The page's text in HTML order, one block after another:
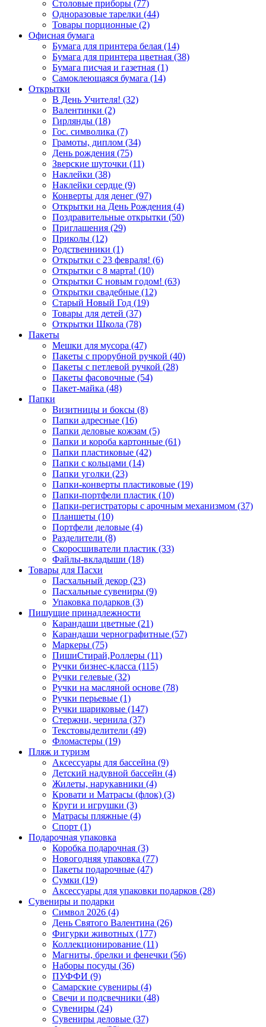
Столовые приборы (77)
Одноразовые тарелки (44)
Товары порционные (2)
Офисная бумага
Бумага для принтера белая (14)
Бумага для принтера цветная (38)
Бумага писчая и газетная (1)
Самоклеющаяся бумага (14)
Открытки
В День Учителя! (32)
Валентинки (2)
Гирлянды (18)
Гос. символика (7)
Грамоты, диплом (34)
День рождения (75)
Зверские шуточки (11)
Наклейки (38)
Наклейки сердце (9)
Конверты для денег (97)
Открытки на День Рождения (4)
Поздравительные открытки (50)
Приглашения (29)
Приколы (12)
Родственники (1)
Открытки с 23 февраля! (6)
Открытки с 8 марта! (10)
Открытки С новым годом! (63)
Открытки свадебные (12)
Старый Новый Год (19)
Товары для детей (37)
Открытки Школа (78)
Пакеты
Мешки для мусора (47)
Пакеты с прорубной ручкой (40)
Пакеты с петлевой ручкой (28)
Пакеты фасовочные (54)
Пакет-майка (48)
Папки
Визитницы и боксы (8)
Папки адресные (16)
Папки деловые кожзам (5)
Папки и короба картонные (61)
Папки пластиковые (42)
Папки с кольцами (14)
Папки уголки (23)
Папки-конверты пластиковые (19)
Папки-портфели пластик (10)
Папки-регистраторы с арочным механизмом (37)
Планшеты (10)
Портфели деловые (4)
Разделители (8)
Скоросшиватели пластик (33)
Файлы-вкладыши (18)
Товары для Пасхи
Пасхальный декор (23)
Пасхальные сувениры (9)
Упаковка подарков (3)
Пишущие принадлежности
Карандаши цветные (21)
Карандаши чернографитные (57)
Маркеры (75)
ПишиСтирай,Роллеры (11)
Ручки бизнес-класса (115)
Ручки гелевые (32)
Ручки на масляной основе (78)
Ручки перьевые (1)
Ручки шариковые (147)
Стержни, чернила (37)
Текстовыделители (49)
Фломастеры (19)
Пляж и туризм
Аксессуары для бассейна (9)
Детский надувной бассейн (4)
Жилеты, нарукавники (4)
Кровати и Матрасы (флок) (3)
Круги и игрушки (3)
Матрасы пляжные (4)
Спорт (1)
Подарочная упаковка
Коробка подарочная (3)
Новогодняя упаковка (77)
Пакеты подарочные (47)
Сумки (19)
Аксессуары для упаковки подарков (28)
Сувениры и подарки
Символ 2026 (4)
День Святого Валентина (26)
Фигурки животных (177)
Коллекционирование (11)
Магниты, брелки и фенечки (56)
Наборы посуды (36)
ПУФФИ (9)
Самарские сувениры (4)
Свечи и подсвечники (48)
Сувениры (24)
Сувениры деловые (37)